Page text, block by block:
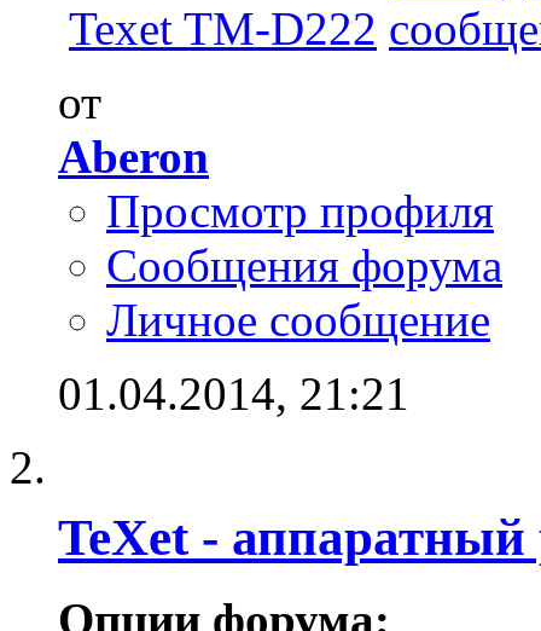
Texet TM-D222
от
Aberon
Просмотр профиля
Сообщения форума
Личное сообщение
01.04.2014, 21:21
TeXet - аппаратный
Опции форума: